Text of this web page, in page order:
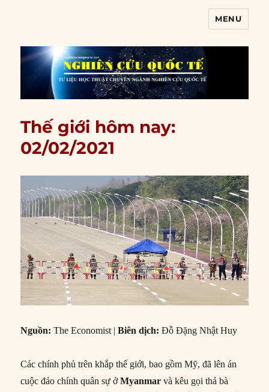
MENU
Thế giới hôm nay:
02/02/2021
Nguồn: The Economist |Biên dịch: Đỗ Đặng Nhật Huy
Các chính phủ trên khắp thế giới, bao gồm Mỹ, đã lên án
cuộc đảo chính quân sự ởMyanmar và kêu gọi thả bà